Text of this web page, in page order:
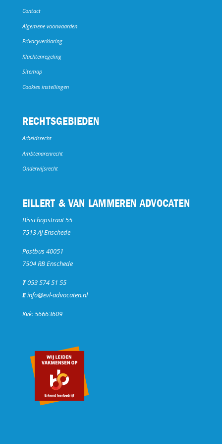
Contact
Algemene voorwaarden
Privacyverklaring
Klachtenregeling
Sitemap
Cookies instellingen
RECHTSGEBIEDEN
Arbeidsrecht
Ambtenarenrecht
Onderwijsrecht
EILLERT & VAN LAMMEREN ADVOCATEN
Bisschopstraat 55
7513 AJ Enschede
Postbus 40051
7504 RB Enschede
T053 574 51 55
Einfo@evl-advocaten.nl
Kvk: 56663609